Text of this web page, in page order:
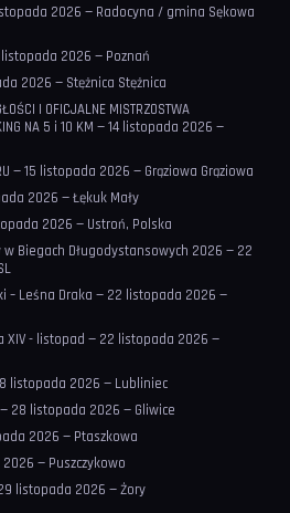
2026 — Radocyna / gmina Sękowa
2026 — Poznań
2026 — Stężnica Stężnica
I OFICJALNE MISTRZOSTWA
NA 5 i 10 KM — 14 listopada 2026 —
— 15 listopada 2026 — Grąziowa Grąziowa
2026 — Łękuk Mały
2026 — Ustroń, Polska
w Biegach Długodystansowych 2026 — 22
– Leśna Draka — 22 listopada 2026 —
XIV - listopad — 22 listopada 2026 —
listopada 2026 — Lubliniec
28 listopada 2026 — Gliwice
2026 — Ptaszkowa
— Puszczykowo
listopada 2026 — Żory